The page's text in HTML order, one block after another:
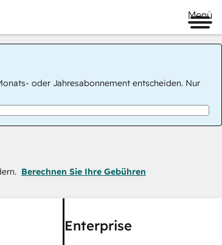
Menü
oder Jahresabonnement entscheiden. Nur
Berechnen Sie Ihre Gebühren
Enterprise